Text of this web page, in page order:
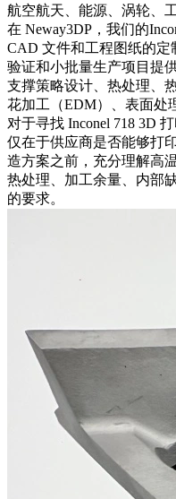
航空航天、能源、涡轮、
在 Neway3DP，我们的
CAD 文件和工程图纸的
验证和小批量生产项目提
支撑策略设计、热处理、
花加工（EDM）、表面处
对于寻找 Inconel 718 3D
仅在于供应商是否能够打
造方案之前，充分理解高
热处理、加工余量、内部
的要求。